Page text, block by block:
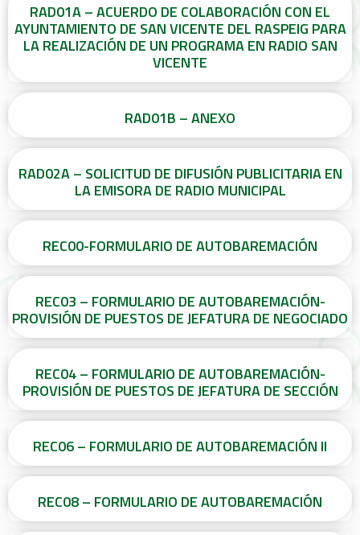
RAD01A – ACUERDO DE COLABORACIÓN CON EL
AYUNTAMIENTO DE SAN VICENTE DEL RASPEIG PARA
LA REALIZACIÓN DE UN PROGRAMA EN RADIO SAN
VICENTE
RAD01B – ANEXO
RAD02A – SOLICITUD DE DIFUSIÓN PUBLICITARIA EN
LA EMISORA DE RADIO MUNICIPAL
REC00-FORMULARIO DE AUTOBAREMACIÓN
REC03 – FORMULARIO DE AUTOBAREMACIÓN-
PROVISIÓN DE PUESTOS DE JEFATURA DE NEGOCIADO
REC04 – FORMULARIO DE AUTOBAREMACIÓN-
PROVISIÓN DE PUESTOS DE JEFATURA DE SECCIÓN
REC06 – FORMULARIO DE AUTOBAREMACIÓN II
REC08 – FORMULARIO DE AUTOBAREMACIÓN